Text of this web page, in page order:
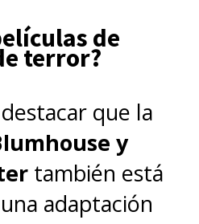
de
terror?
que la
y
también está
adaptación